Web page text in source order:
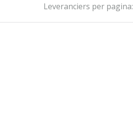
Leveranciers per pagina: